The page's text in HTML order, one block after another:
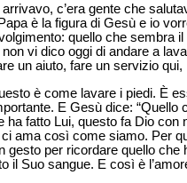
c’era gente che
è la figura di Gesù e io
quello che
vi dico oggi di andare a
un aiuto, fare un servizio
è come lavare i piedi. È
E Gesù dice:
ha fatto Lui, questo fa Dio
ama così come siamo. Per
gesto per ricordare quello
il Suo sangue. E così è